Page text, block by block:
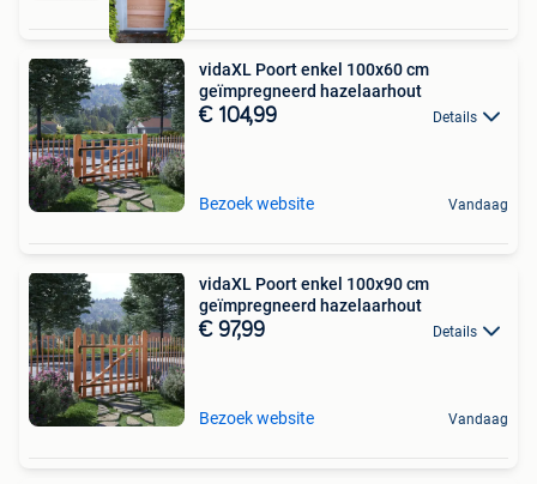
vidaXL Poort enkel 100x60 cm
geïmpregneerd hazelaarhout
€ 104,99 Details
Bezoek website Vandaag
vidaXL Poort enkel 100x90 cm
geïmpregneerd hazelaarhout
€ 97,99 Details
Bezoek website Vandaag